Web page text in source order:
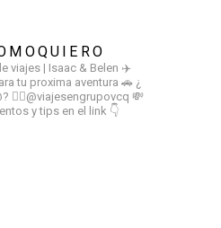
viajes | Isaac & Belen ✈️
tu proxima aventura 🚗 ¿
👉🏻@viajesengrupovcq 💸
y tips en el link 👇